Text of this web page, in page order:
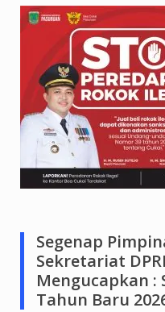
Segenap
Sekretariat
Mengucapkan :
Tahun Baru